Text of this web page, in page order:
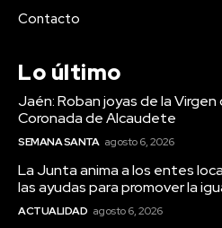
Contacto
Lo último
Jaén: Roban joyas de la
Coronada de Alcaudete
SEMANA SANTA agosto 6, 2026
La Junta anima a los entes
las ayudas para promover la
ACTUALIDAD agosto 6, 2026